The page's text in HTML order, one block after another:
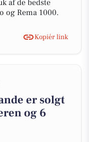
af de bedste
og Rema 1000.
Kopiér link
er solgt
og 6